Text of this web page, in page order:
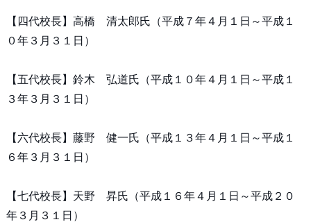
【四代校長】高橋 清太郎氏（平成７年４月１日～平成１
０年３月３１日）
【五代校長】鈴木 弘道氏（平成１０年４月１日～平成１
３年３月３１日）
【六代校長】藤野 健一氏（平成１３年４月１日～平成１
６年３月３１日）
【七代校長】天野 昇氏（平成１６年４月１日～平成２０
年３月３１日）